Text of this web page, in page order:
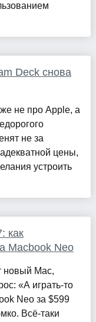
Deck снова
не про Apple, а
не за
цены,
устроить
как
Macbook Neo
новый Mac,
«А играть-то
Neo за $599
Всё-таки